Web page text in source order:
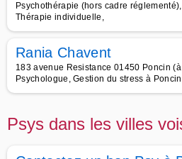
Psychothérapie (hors cadre
Thérapie individuelle,
Rania Chavent
183 avenue Resistance 01450 Poncin
Psychologue, Gestion du stress à Poncin
Psys dans les villes